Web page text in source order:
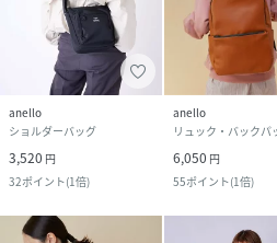
anello
ショルダーバッグ
3,520 円
32ポイント(1倍)
anello
リュック・バックパ
6,050 円
55ポイント(1倍)